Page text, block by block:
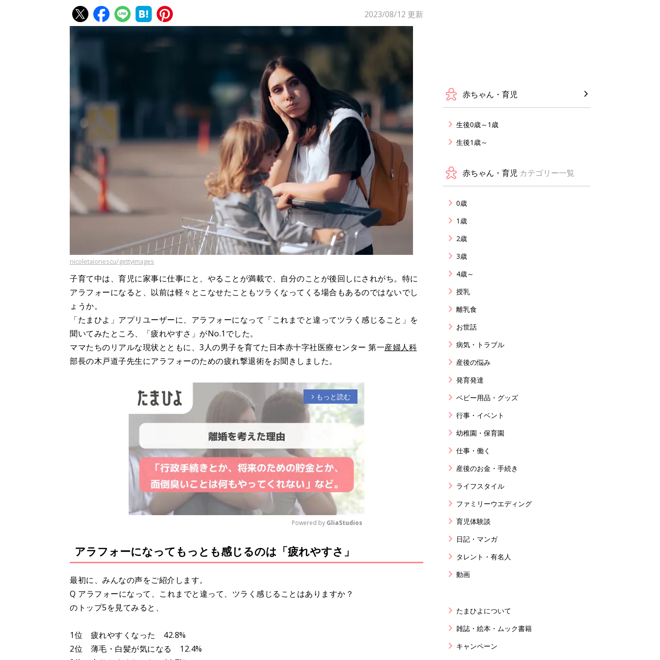
2023/08/12 更新
nicoletaionescu/gettyimages
子育て中は、育児に家事に仕事にと、やることが満載で、自分のことが後回しにされがち。特に
アラフォーになると、以前は軽々とこなせたこともツラくなってくる場合もあるのではないでし
ょうか。
「たまひよ」アプリユーザーに、アラフォーになって「これまでと違ってツラく感じること」を
聞いてみたところ、「疲れやすさ」がNo.1でした。
ママたちのリアルな現状とともに、3人の男子を育てた日本赤十字社医療センター 第一産婦人科
部長の木戸道子先生にアラフォーのための疲れ撃退術をお聞きしました。
arrow_forward_ios もっと読む
M
u
e
Powered by GliaStudios
アラフォーになってもっとも感じるのは「疲れやすさ」
最初に、みんなの声をご紹介します。
Q アラフォーになって、これまでと違って、ツラく感じることはありますか？
のトップ5を見てみると、
1位 疲れやすくなった 42.8%
2位 薄毛・白髪が気になる 12.4%
赤ちゃん・育児
生後0歳～1歳
生後1歳～
赤ちゃん・育児 カテゴリー一覧
0歳
1歳
2歳
3歳
4歳～
授乳
離乳食
お世話
病気・トラブル
産後の悩み
発育発達
ベビー用品・グッズ
行事・イベント
幼稚園・保育園
仕事・働く
産後のお金・手続き
ライフスタイル
ファミリーウエディング
育児体験談
日記・マンガ
タレント・有名人
動画
たまひよについて
雑誌・絵本・ムック書籍
キャンペーン